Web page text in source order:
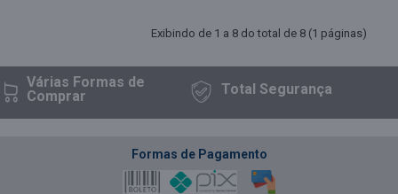
Exibindo de 1 a 8 do total de 8 (1 páginas)
Várias Formasde
Comprar
TotalSegurança
Formas de Pagamento